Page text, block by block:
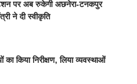
पर अब रुकेगी अछनेरा-टनकपुर
ने दी स्वीकृति
का किया निरीक्षण, लिया व्यवस्थाओं